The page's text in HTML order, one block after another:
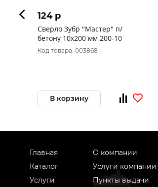
124 p
Сверло Зубр "Мастер" п/
бетону 10х200 мм 200-10
Код товара: 003868
В корзину
Главная
Каталог
Услуги
О компании
Услуги компании
Пункты выдачи